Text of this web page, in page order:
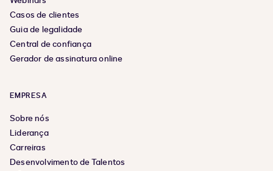
Casos de clientes
Guia de legalidade
Central de confiança
Gerador de assinatura online
EMPRESA
Sobre nós
Liderança
Carreiras
Desenvolvimento de Talentos